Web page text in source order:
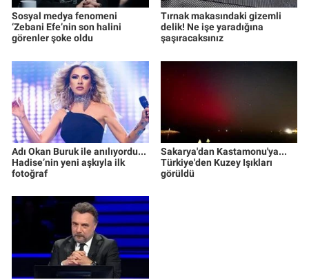
Sosyal medya fenomeni
‘Zebani Efe’nin son halini
görenler şoke oldu
Tırnak makasındaki gizemli
delik! Ne işe yaradığına
şaşıracaksınız
Adı Okan Buruk ile anılıyordu...
Hadise’nin yeni aşkıyla ilk
fotoğraf
Sakarya'dan Kastamonu'ya...
Türkiye'den Kuzey Işıkları
görüldü